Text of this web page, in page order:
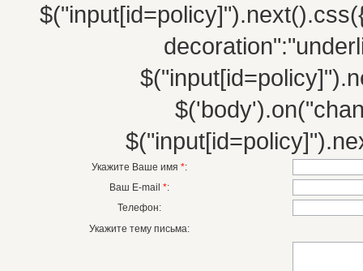
Укажите Ваше имя *:
Ваш E-mail *:
Телефон:
Укажите тему письма: